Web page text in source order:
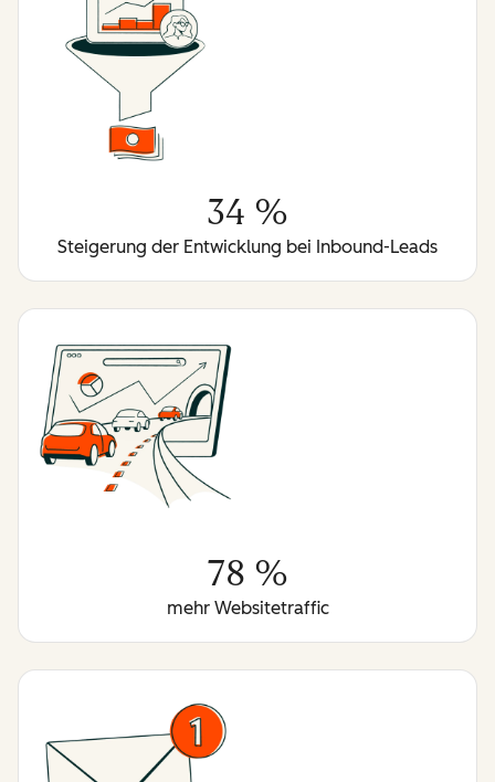
34 %
Steigerung der Entwicklung bei Inbound-Leads
78 %
mehr Websitetraffic